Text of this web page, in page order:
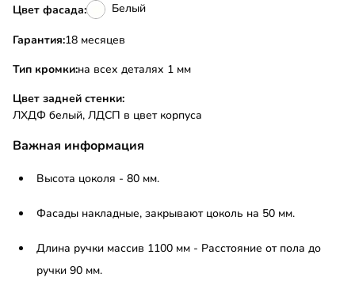
Цвет фасада: Белый
Гарантия:18 месяцев
Тип кромки:на всех деталях 1 мм
Цвет задней стенки:
ЛХДФ белый, ЛДСП в цвет корпуса
Важная информация
Высота цоколя - 80 мм.
Фасады накладные, закрывают цоколь на 50 мм.
Длина ручки массив 1100 мм - Расстояние от пола до
ручки 90 мм.